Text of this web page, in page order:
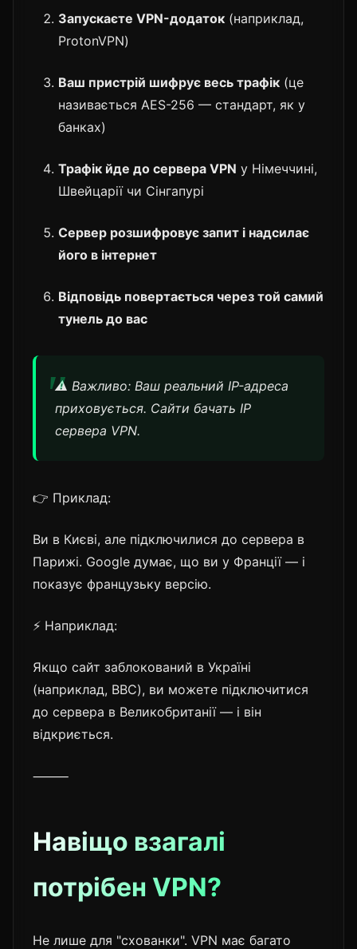
Запускаєте VPN-додаток (наприклад,
ProtonVPN)
Ваш пристрій шифрує весь трафік (це
називається AES-256 — стандарт, як у
банках)
Трафік йде до сервера VPN у Німеччині,
Швейцарії чи Сінгапурі
Сервер розшифровує запит і надсилає
його в інтернет
Відповідь повертається через той самий
тунель до вас
⚠️ Важливо: Ваш реальний IP-адреса
приховується. Сайти бачать IP
сервера VPN.
👉 Приклад:
Ви в Києві, але підключилися до сервера в
Парижі. Google думає, що ви у Франції — і
показує французьку версію.
⚡ Наприклад:
Якщо сайт заблокований в Україні
(наприклад, BBC), ви можете підключитися
до сервера в Великобританії — і він
відкриється.
⸻
Навіщо взагалі
потрібен VPN?
Не лише для "схованки". VPN має багато